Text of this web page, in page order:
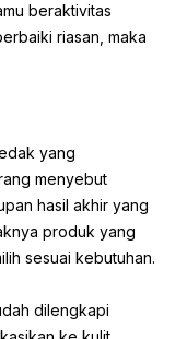
beraktivitas
riasan, maka
yang
menyebut
hasil akhir yang
produk yang
sesuai kebutuhan.
dilengkapi